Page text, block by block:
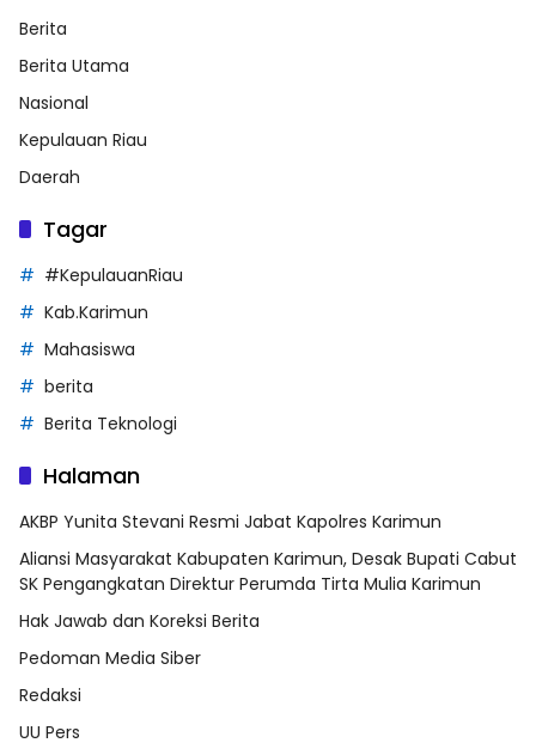
Berita
Berita Utama
Nasional
Kepulauan Riau
Daerah
Tagar
#KepulauanRiau
Kab.Karimun
Mahasiswa
berita
Berita Teknologi
Halaman
AKBP Yunita Stevani Resmi Jabat Kapolres Karimun
Aliansi Masyarakat Kabupaten Karimun, Desak Bupati Cabut
SK Pengangkatan Direktur Perumda Tirta Mulia Karimun
Hak Jawab dan Koreksi Berita
Pedoman Media Siber
Redaksi
UU Pers